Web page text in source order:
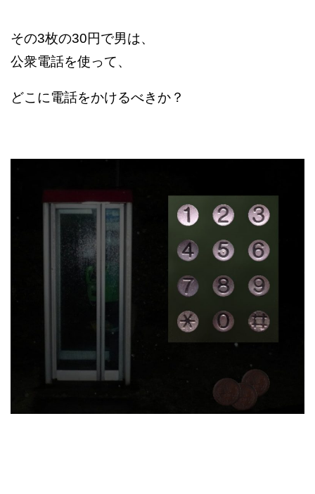
その3枚の30円で男は、
公衆電話を使って、
どこに電話をかけるべきか？